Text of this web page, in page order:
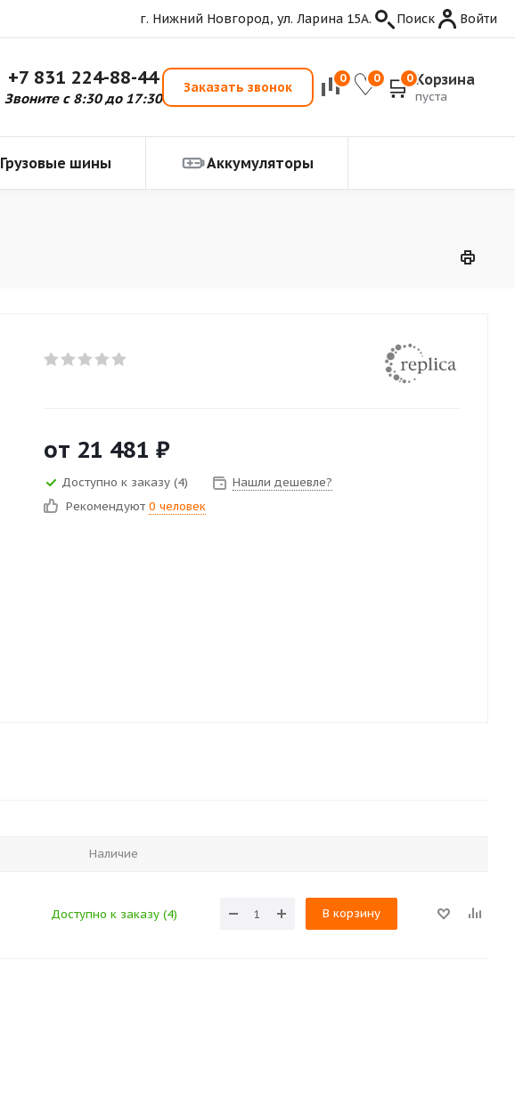
г. Нижний Новгород, ул. Ларина 15А. Поиск Войти
+7 831 224-88-44
Звоните с 8:30 до 17:30
Заказать звонок
0 0 0 Корзина
пуста
Грузовые шины Аккумуляторы
от 21 481 ₽
Доступно к заказу (4)
Нашли дешевле?
Рекомендуют 0 человек
Наличие
Доступно к заказу (4) В корзину